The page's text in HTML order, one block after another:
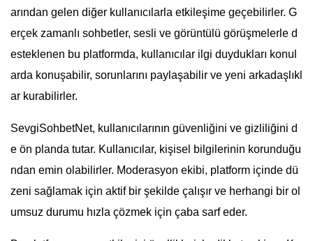
arından gelen diğer kullanıcılarla etkileşime geçebilirler. G
erçek zamanlı sohbetler, sesli ve görüntülü görüşmelerle d
esteklenen bu platformda, kullanıcılar ilgi duydukları konul
arda konuşabilir, sorunlarını paylaşabilir ve yeni arkadaşlıkl
ar kurabilirler.
SevgiSohbetNet, kullanıcılarının güvenliğini ve gizliliğini d
e ön planda tutar. Kullanıcılar, kişisel bilgilerinin korunduğu
ndan emin olabilirler. Moderasyon ekibi, platform içinde dü
zeni sağlamak için aktif bir şekilde çalışır ve herhangi bir ol
umsuz durumu hızla çözmek için çaba sarf eder.